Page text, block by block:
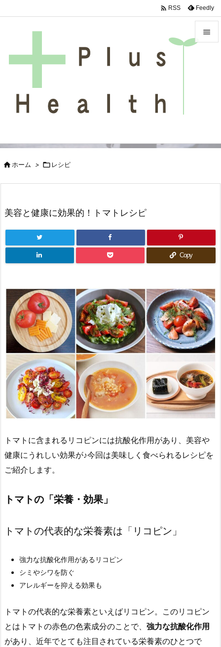

 RSS Feedly
ホーム >  レシピ
美容と健康に効果的！トマトレシピ
Copy
トマトに含まれるリコピンには抗酸化作用があり、美容や
健康にうれしい効果が♪今回は美味しく食べられるレシピを
ご紹介します。
トマトの「栄養・効果」
トマトの代表的な栄養素は「リコピン」
強力な抗酸化作用があるリコピン
シミやシワを防ぐ
アレルギーを抑える効果も
トマトの代表的な栄養素といえばリコピン。このリコピン
とはトマトの赤色の色素成分のことで、 強力な抗酸化作用
があり、近年でとても注目されている栄養素のひとつで